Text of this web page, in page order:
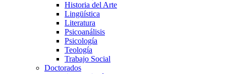
Historia del Arte
Lingüística
Literatura
Psicoanálisis
Psicología
Teología
Trabajo Social
Doctorados